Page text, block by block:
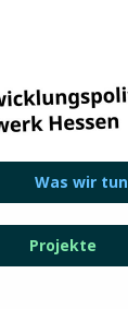
Was wir tun
Projekte